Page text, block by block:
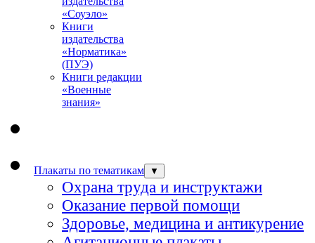
«Соуэло»
Книги
издательства
«Норматика»
(ПУЭ)
Книги редакции
«Военные
знания»
Плакаты по тематикам ▼
Охрана труда и инструктажи
Оказание первой помощи
Здоровье, медицина и антикурение